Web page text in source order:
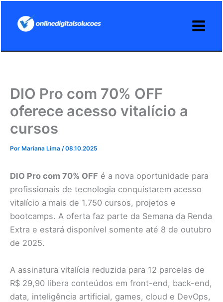
DIO Pro com 70% OFF
oferece acesso vitalício a
cursos
Por Mariana Lima /08.10.2025
DIO Pro com 70% OFF é a nova oportunidade para
profissionais de tecnologia conquistarem acesso
vitalício a mais de 1.750 cursos, projetos e
bootcamps. A oferta faz parte da Semana da Renda
Extra e estará disponível somente até 8 de outubro
de 2025.
A assinatura vitalícia reduzida para 12 parcelas de
R$ 29,90 libera conteúdos em front-end, back-end,
data, inteligência artificial, games, cloud e DevOps,